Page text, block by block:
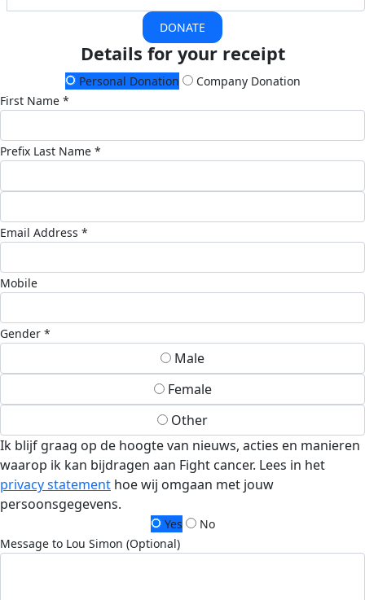
DONATE
Details for your receipt
Personal Donation
Company Donation
First Name *
Prefix Last Name *
Email Address *
Mobile
Gender *
Male
Female
Other
Ik blijf graag op de hoogte van nieuws, acties en manieren
waarop ik kan bijdragen aan Fight cancer. Lees in het
privacy statement hoe wij omgaan met jouw
persoonsgegevens.
Yes
No
Message to Lou Simon (Optional)